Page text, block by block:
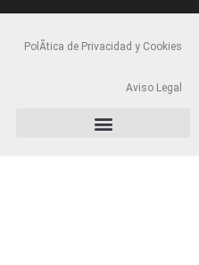
PolÃ­tica de Privacidad y Cookies
Aviso Legal